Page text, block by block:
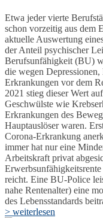
Etwa jeder vierte
schon vorzeitig aus dem
aktuelle Auswertung
der Anteil psychischer
Berufsunfähigkeit (BU)
die wegen
Erkrankungen vor dem
2021 stieg dieser Wert
Geschwülste wie
Erkrankungen des
Hauptauslöser waren.
Corona-Erkrankung
immer hat nur eine
Arbeitskraft privat
reicht. Eine BU-Police
nahe Rentenalter) eine
des Lebensstandards
> weiterlesen